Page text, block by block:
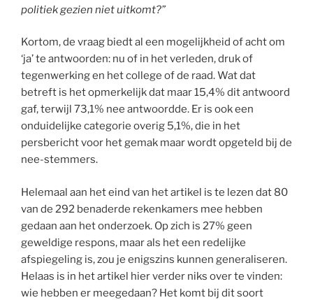
politiek gezien niet uitkomt?”
Kortom, de vraag biedt al een mogelijkheid of acht om
‘ja’ te antwoorden: nu of in het verleden, druk of
tegenwerking en het college of de raad. Wat dat
betreft is het opmerkelijk dat maar 15,4% dit antwoord
gaf, terwijl 73,1% nee antwoordde. Er is ook een
onduidelijke categorie overig 5,1%, die in het
persbericht voor het gemak maar wordt opgeteld bij de
nee-stemmers.
Helemaal aan het eind van het artikel is te lezen dat 80
van de 292 benaderde rekenkamers mee hebben
gedaan aan het onderzoek. Op zich is 27% geen
geweldige respons, maar als het een redelijke
afspiegeling is, zou je enigszins kunnen generaliseren.
Helaas is in het artikel hier verder niks over te vinden:
wie hebben er meegedaan? Het komt bij dit soort